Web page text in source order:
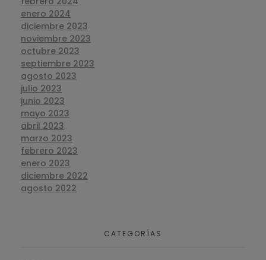
enero 2024
diciembre 2023
noviembre 2023
octubre 2023
septiembre 2023
agosto 2023
julio 2023
junio 2023
mayo 2023
abril 2023
marzo 2023
febrero 2023
enero 2023
diciembre 2022
agosto 2022
CATEGORÍAS